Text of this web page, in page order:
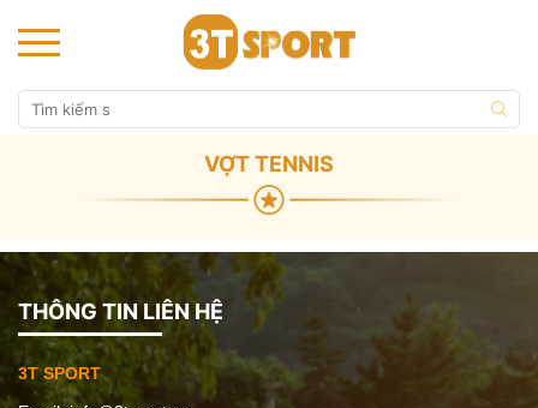
VỢT TENNIS
THÔNG TIN LIÊN HỆ
3T SPORT